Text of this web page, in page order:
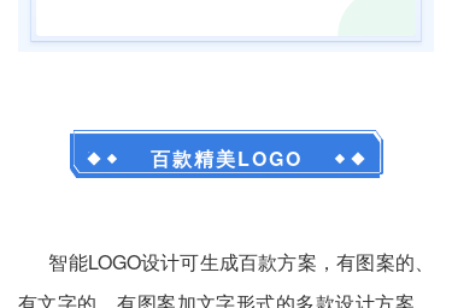
百款精美LOGO
智能LOGO设计可生成百款方案，有图案的、